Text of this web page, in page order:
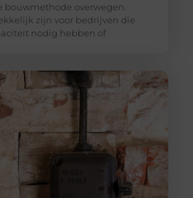
bouwmethode overwegen.
zijn voor bedrijven die
nodig hebben of